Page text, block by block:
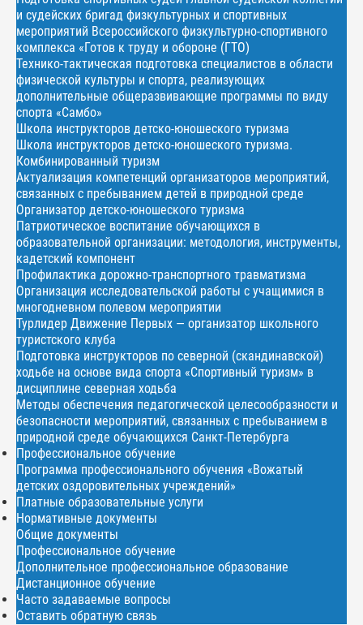
и судейских бригад физкультурных и спортивных
мероприятий Всероссийского физкультурно-спортивного
комплекса «Готов к труду и обороне (ГТО)
Технико-тактическая подготовка специалистов в области
физической культуры и спорта, реализующих
дополнительные общеразвивающие программы по виду
спорта «Самбо»
Школа инструкторов детско-юношеского туризма
Школа инструкторов детско-юношеского туризма.
Комбинированный туризм
Актуализация компетенций организаторов мероприятий,
связанных с пребыванием детей в природной среде
Организатор детско-юношеского туризма
Патриотическое воспитание обучающихся в
образовательной организации: методология, инструменты,
кадетский компонент
Профилактика дорожно-транспортного травматизма
Организация исследовательской работы с учащимися в
многодневном полевом мероприятии
Турлидер Движение Первых — организатор школьного
туристского клуба
Подготовка инструкторов по северной (скандинавской)
ходьбе на основе вида спорта «Спортивный туризм» в
дисциплине северная ходьба
Методы обеспечения педагогической целесообразности и
безопасности мероприятий, связанных с пребыванием в
природной среде обучающихся Санкт-Петербурга
Профессиональное обучение
Программа профессионального обучения «Вожатый
детских оздоровительных учреждений»
Платные образовательные услуги
Нормативные документы
Общие документы
Профессиональное обучение
Дополнительное профессиональное образование
Дистанционное обучение
Часто задаваемые вопросы
Оставить обратную связь